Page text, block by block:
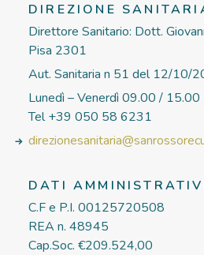
DIREZIONE
Direttore Sanitario: Dott.
Pisa 2301
Aut. Sanitaria n 51 del 12/10/
Lunedì – Venerdì 09.00 / 15.00
Tel +39 050 58 6231
DATI
C.F e P.I. 00125720508
REA n. 48945
Cap.Soc. €209.524,00